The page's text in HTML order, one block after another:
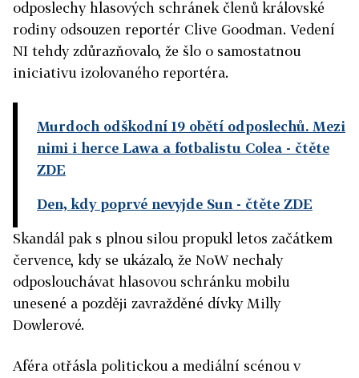
odposlechy hlasových schránek členů královské
rodiny odsouzen reportér Clive Goodman. Vedení
NI tehdy zdůrazňovalo, že šlo o samostatnou
iniciativu izolovaného reportéra.
Murdoch odškodní 19 obětí odposlechů. Mezi
nimi i herce Lawa a fotbalistu Colea - čtěte
ZDE
Den, kdy poprvé nevyjde Sun - čtěte ZDE
Skandál pak s plnou silou propukl letos začátkem
července, kdy se ukázalo, že NoW nechaly
odposlouchávat hlasovou schránku mobilu
unesené a později zavražděné dívky Milly
Dowlerové.
Aféra otřásla politickou a mediální scénou v